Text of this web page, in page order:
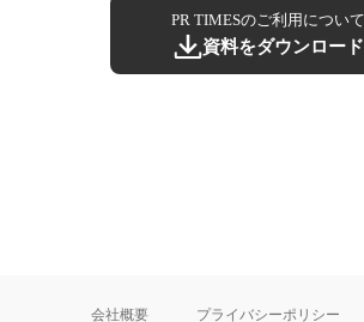
PR TIMESのご利用について
資料をダウンロード
会社概要 プライバシーポリシー